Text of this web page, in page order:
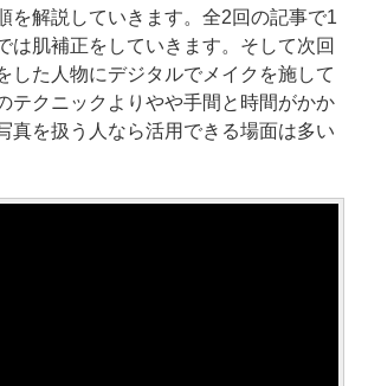
を解説していきます。全2回の記事で1
は肌補正をしていきます。そして次回
した人物にデジタルでメイクを施して
テクニックよりやや手間と時間がかか
真を扱う人なら活用できる場面は多い